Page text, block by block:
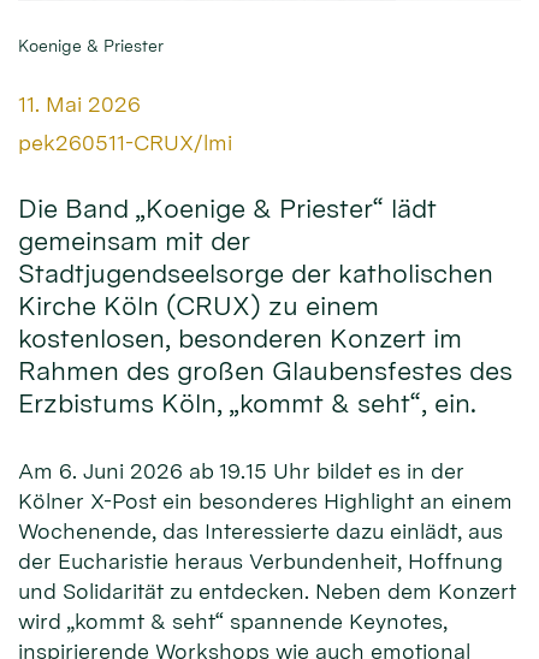
Koenige & Priester
Datum:
11. Mai 2026
Von:
pek260511-CRUX/lmi
Die Band „Koenige & Priester“ lädt
gemeinsam mit der
Stadtjugendseelsorge der katholischen
Kirche Köln (CRUX) zu einem
kostenlosen, besonderen Konzert im
Rahmen des großen Glaubensfestes des
Erzbistums Köln, „kommt & seht“, ein.
Am 6. Juni 2026 ab 19.15 Uhr bildet es in der
Kölner X-Post ein besonderes Highlight an einem
Wochenende, das Interessierte dazu einlädt, aus
der Eucharistie heraus Verbundenheit, Hoffnung
und Solidarität zu entdecken. Neben dem Konzert
wird „kommt & seht“ spannende Keynotes,
inspirierende Workshops wie auch emotional